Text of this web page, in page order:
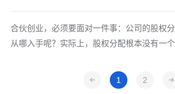
合伙创业，必须要面对一件事：公司的股权
从哪入手呢？实际上，股权分配根本没有一
情况考虑。资金投入创业初期往往花费的会
等都需要成本。此时，如果一个联合创始人
1 2